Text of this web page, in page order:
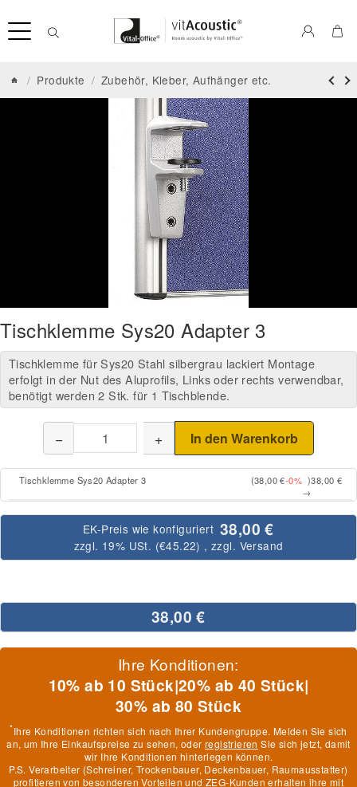
/ Produkte / Zubehör, Kleber, Aufhänger etc.
Tischklemme Sys20 Adapter 3
Tischklemme für Sys20 Stahl silbergrau lackiert Montage
erfolgt in der Nut des Aluprofils, Links oder rechts verwendbar,
benötigt werden 2 Stk. für 1 Tischblende.
38,00 €
Tischklemme Sys20 Adapter 3 (38,00 €-0% )
→
38,00 €
EK-Preis wie konfiguriert 38,00 €
zzgl. 19% USt. (€45.22) , zzgl. Versand
− + In den Warenkorb
Ihre Konditionen:
10% ab 10 Stück|20% ab 40 Stück|
30% ab 80 Stück
*Ihre Konditionen richten sich nach Ihrer Kundengruppe. Melden Sie sich
an, um Ihre Einkaufspreise zu sehen, oderregistrieren Sie sich jetzt, damit
wir Ihre Konditionen hinterlegen können.
P.S. Verarbeiter (Schreiner, Trockenbauer, Deckenbauer, Raumausstatter)
profitieren von besonderen Vorteilen und ZEG-Kunden erhalten ihre mit